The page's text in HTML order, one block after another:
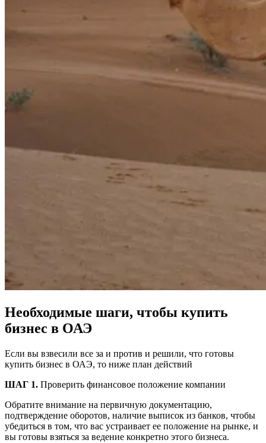
Необходимые шаги, чтобы купить
бизнес в ОАЭ
Если вы взвесили все за и против и решили, что готовы
купить бизнес в ОАЭ, то ниже план действий
ШАГ 1. Проверить финансовое положение компании
Обратите внимание на первичную документацию,
подтверждение оборотов, наличие выписок из банков, чтобы
убедиться в том, что вас устраивает ее положение на рынке, и
вы готовы взяться за ведение конкретно этого бизнеса.